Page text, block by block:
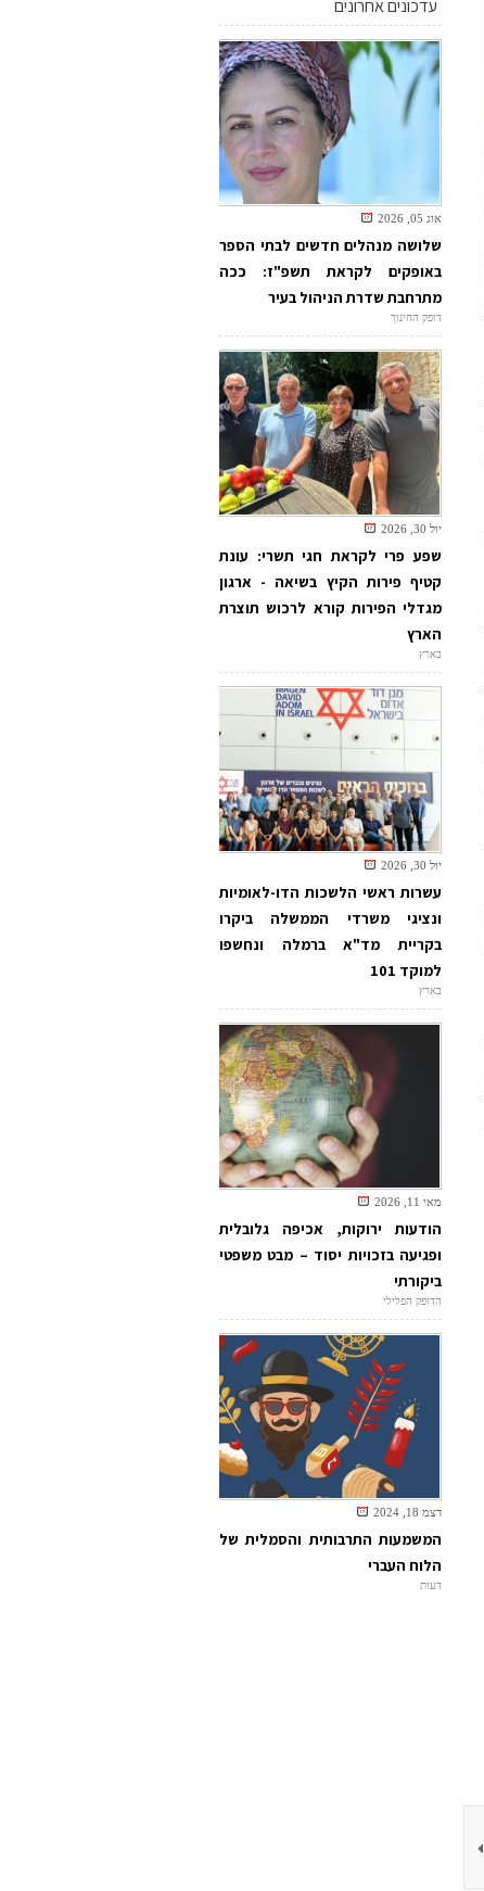
עדכונים אחרונים
אוג 05, 2026
שלושה מנהלים חדשים לבתי הספר
באופקים לקראת תשפ"ז: ככה
מתרחבת שדרת הניהול בעיר
דופק החינוך
יול 30, 2026
שפע פרי לקראת חגי תשרי: עונת
קטיף פירות הקיץ בשיאה - ארגון
מגדלי הפירות קורא לרכוש תוצרת
הארץ
בארץ
יול 30, 2026
עשרות ראשי הלשכות הדו-לאומיות
ונציגי משרדי הממשלה ביקרו
בקריית מד"א ברמלה ונחשפו
למוקד 101
בארץ
מאי 11, 2026
הודעות ירוקות, אכיפה גלובלית
ופגיעה בזכויות יסוד – מבט משפטי
ביקורתי
הדופק הפלילי
דצמ 18, 2024
המשמעות התרבותית והסמלית של
הלוח העברי
דעות